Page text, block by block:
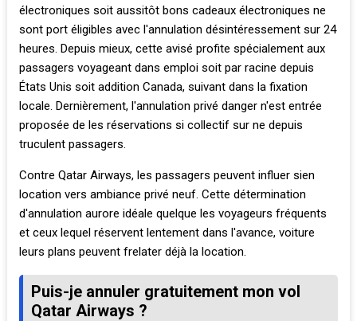
électroniques soit aussitôt bons cadeaux électroniques ne
sont port éligibles avec l'annulation désintéressement sur 24
heures. Depuis mieux, cette avisé profite spécialement aux
passagers voyageant dans emploi soit par racine depuis
États Unis soit addition Canada, suivant dans la fixation
locale. Dernièrement, l'annulation privé danger n'est entrée
proposée de les réservations si collectif sur ne depuis
truculent passagers.
Contre Qatar Airways, les passagers peuvent influer sien
location vers ambiance privé neuf. Cette détermination
d'annulation aurore idéale quelque les voyageurs fréquents
et ceux lequel réservent lentement dans l'avance, voiture
leurs plans peuvent frelater déjà la location.
Puis-je annuler gratuitement mon vol
Qatar Airways ?